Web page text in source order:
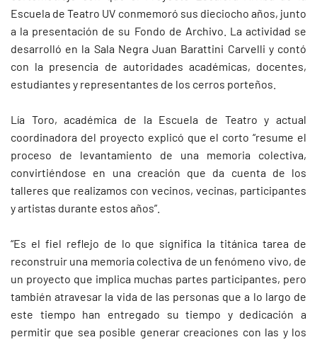
Escuela de Teatro UV conmemoró sus dieciocho años, junto
a la presentación de su Fondo de Archivo. La actividad se
desarrolló en la Sala Negra Juan Barattini Carvelli y contó
con la presencia de autoridades académicas, docentes,
estudiantes y representantes de los cerros porteños.
Lía Toro, académica de la Escuela de Teatro y actual
coordinadora del proyecto explicó que el corto “resume el
proceso de levantamiento de una memoria colectiva,
convirtiéndose en una creación que da cuenta de los
talleres que realizamos con vecinos, vecinas, participantes
y artistas durante estos años”.
“Es el fiel reflejo de lo que significa la titánica tarea de
reconstruir una memoria colectiva de un fenómeno vivo, de
un proyecto que implica muchas partes participantes, pero
también atravesar la vida de las personas que a lo largo de
este tiempo han entregado su tiempo y dedicación a
permitir que sea posible generar creaciones con las y los